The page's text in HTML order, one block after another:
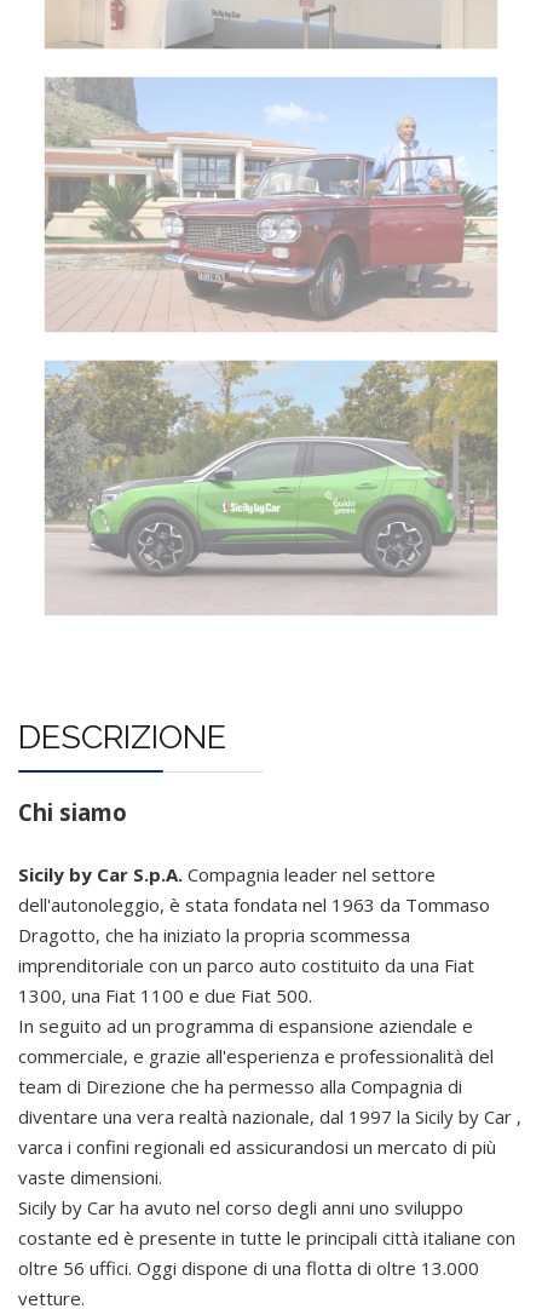
DESCRIZIONE
Chi siamo
Sicily by Car S.p.A. Compagnia leader nel settore
dell'autonoleggio, è stata fondata nel 1963 da Tommaso
Dragotto, che ha iniziato la propria scommessa
imprenditoriale con un parco auto costituito da una Fiat
1300, una Fiat 1100 e due Fiat 500.
In seguito ad un programma di espansione aziendale e
commerciale, e grazie all'esperienza e professionalità del
team di Direzione che ha permesso alla Compagnia di
diventare una vera realtà nazionale, dal 1997 la Sicily by Car ,
varca i confini regionali ed assicurandosi un mercato di più
vaste dimensioni.
Sicily by Car ha avuto nel corso degli anni uno sviluppo
costante ed è presente in tutte le principali città italiane con
oltre 56 uffici. Oggi dispone di una flotta di oltre 13.000
vetture.